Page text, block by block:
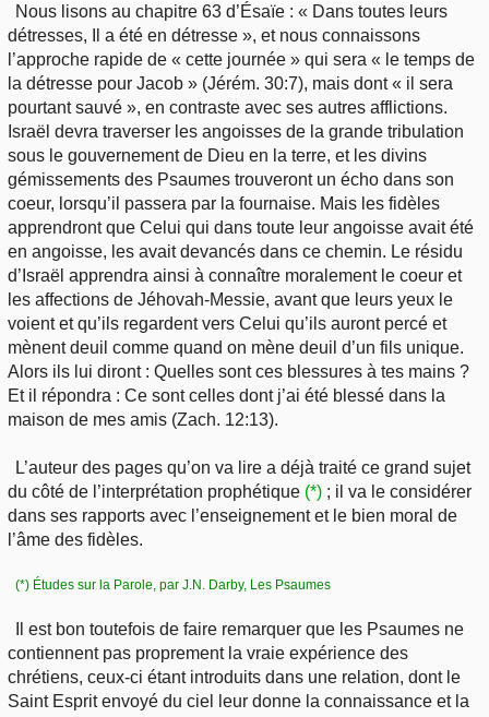
Nous lisons au chapitre 63 d’Ésaïe : « Dans toutes leurs
détresses, Il a été en détresse », et nous connaissons
l’approche rapide de « cette journée » qui sera « le temps de
la détresse pour Jacob » (Jérém. 30:7), mais dont « il sera
pourtant sauvé », en contraste avec ses autres afflictions.
Israël devra traverser les angoisses de la grande tribulation
sous le gouvernement de Dieu en la terre, et les divins
gémissements des Psaumes trouveront un écho dans son
coeur, lorsqu’il passera par la fournaise. Mais les fidèles
apprendront que Celui qui dans toute leur angoisse avait été
en angoisse, les avait devancés dans ce chemin. Le résidu
d’Israël apprendra ainsi à connaître moralement le coeur et
les affections de Jéhovah-Messie, avant que leurs yeux le
voient et qu’ils regardent vers Celui qu’ils auront percé et
mènent deuil comme quand on mène deuil d’un fils unique.
Alors ils lui diront : Quelles sont ces blessures à tes mains ?
Et il répondra : Ce sont celles dont j’ai été blessé dans la
maison de mes amis (Zach. 12:13).
L’auteur des pages qu’on va lire a déjà traité ce grand sujet
du côté de l’interprétation prophétique (*) ; il va le considérer
dans ses rapports avec l’enseignement et le bien moral de
l’âme des fidèles.
(*) Études sur la Parole, par J.N. Darby, Les Psaumes
Il est bon toutefois de faire remarquer que les Psaumes ne
contiennent pas proprement la vraie expérience des
chrétiens, ceux-ci étant introduits dans une relation, dont le
Saint Esprit envoyé du ciel leur donne la connaissance et la